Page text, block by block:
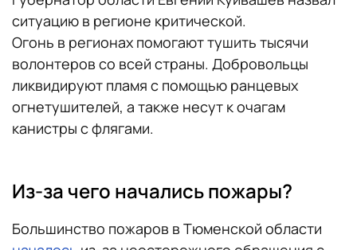
ситуацию в регионе критической.
Огонь в регионах помогают тушить тысячи
волонтеров со всей страны. Добровольцы
ликвидируют пламя с помощью ранцевых
огнетушителей, а также несут к очагам
канистры с флягами.
Из-за чего начались пожары?
Большинство пожаров в Тюменской области